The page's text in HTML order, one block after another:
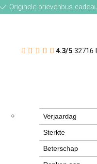
Originele brievenbus
4.3/5 32716
Verjaardag
Sterkte
Beterschap